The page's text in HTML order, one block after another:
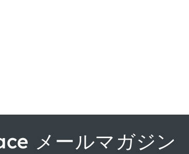
メールマガジン